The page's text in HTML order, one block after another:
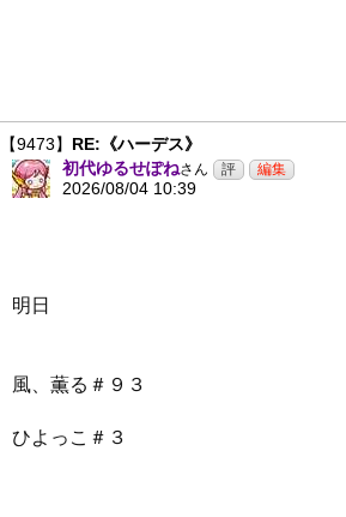
【9473】 RE:《ハーデス》
初代ゆるせぽねさん
2026/08/04 10:39
明日
風、薫る＃９３
ひよっこ＃３